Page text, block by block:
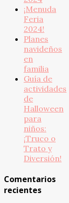
¡Menuda
Feria
2024!
Planes
navideños
en
familia
Guía de
actividades
de
Halloween
para
niños:
¡Truco o
Trato y
Diversión!
Comentarios
recientes